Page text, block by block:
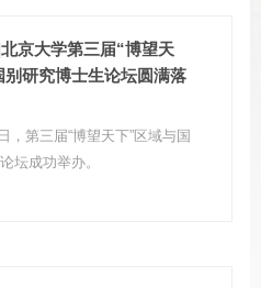
持。
京大学第三届“博望天
别研究博士生论坛圆满落
，第三届“博望天下”区域与国
坛成功举办。